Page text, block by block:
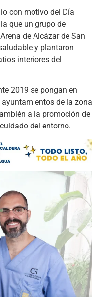
con motivo del Día
que un grupo de
de Alcázar de San
y plantaron
interiores del
2019 se pongan en
de la zona
a la promoción de
del entorno.